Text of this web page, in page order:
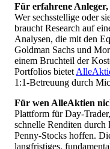
Für erfahrene
Wer sechsstellige oder
braucht Research auf
Analysen, die mit den
Goldman Sachs und
einem Bruchteil der
Portfolios bietet
1:1-Betreuung durch
Für wen AlleAktien
Plattform für Day-
schnelle Renditen
Penny-Stocks hoffen.
langfristiges,